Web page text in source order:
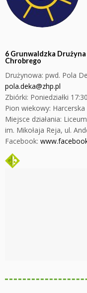
6 Grunwaldzka Drużyna
Chrobrego
Drużynowa: pwd. Pola
pola.deka@zhp.pl
Zbiórki: Poniedziałki
Pion wiekowy: Harcerska
Miejsce działania:
im. Mikołaja Reja, ul.
Facebook: